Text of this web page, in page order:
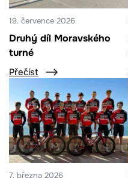
19. července 2026
Druhý díl Moravského
turné
Přečíst
7. března 2026